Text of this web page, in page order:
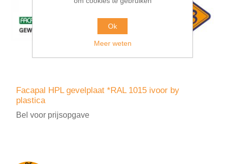
Facapal HPL gevelplaat *RAL 1015 ivoor by
plastica
Bel voor prijsopgave
Ok
Meer weten